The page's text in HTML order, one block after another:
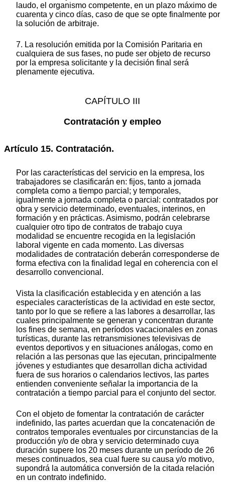
laudo, el organismo competente, en un plazo máximo de
cuarenta y cinco días, caso de que se opte finalmente por
la solución de arbitraje.
7. La resolución emitida por la Comisión Paritaria en
cualquiera de sus fases, no pude ser objeto de recurso
por la empresa solicitante y la decisión final será
plenamente ejecutiva.
CAPÍTULO III
Contratación y empleo
Artículo 15. Contratación.
Por las características del servicio en la empresa, los
trabajadores se clasificarán en: fijos, tanto a jornada
completa como a tiempo parcial; y temporales,
igualmente a jornada completa o parcial: contratados por
obra y servicio determinado, eventuales, interinos, en
formación y en prácticas. Asimismo, podrán celebrarse
cualquier otro tipo de contratos de trabajo cuya
modalidad se encuentre recogida en la legislación
laboral vigente en cada momento. Las diversas
modalidades de contratación deberán corresponderse de
forma efectiva con la finalidad legal en coherencia con el
desarrollo convencional.
Vista la clasificación establecida y en atención a las
especiales características de la actividad en este sector,
tanto por lo que se refiere a las labores a desarrollar, las
cuales principalmente se generan y concentran durante
los fines de semana, en períodos vacacionales en zonas
turísticas, durante las retransmisiones televisivas de
eventos deportivos y en situaciones análogas, como en
relación a las personas que las ejecutan, principalmente
jóvenes y estudiantes que desarrollan dicha actividad
fuera de sus horarios o calendarios lectivos, las partes
entienden conveniente señalar la importancia de la
contratación a tiempo parcial para el conjunto del sector.
Con el objeto de fomentar la contratación de carácter
indefinido, las partes acuerdan que la concatenación de
contratos temporales eventuales por circunstancias de la
producción y/o de obra y servicio determinado cuya
duración supere los 20 meses durante un período de 26
meses continuados, sea cual fuere su causa y/o motivo,
supondrá la automática conversión de la citada relación
en un contrato indefinido.